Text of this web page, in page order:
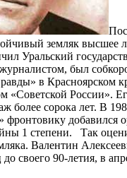
земляк высшее
Уральский
был
в Красноярском
«Советской России».
более сорока лет. В
фронтовику добавился
1 степени. Так
Валентин
до своего 90-летия, в